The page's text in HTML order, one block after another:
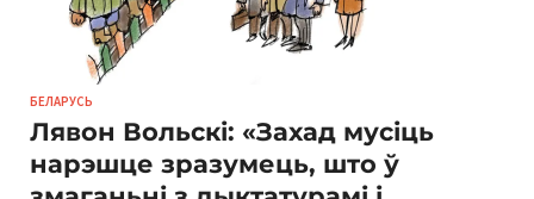
БЕЛАРУСЬ
Лявон Вольскі: «Захад мусіць
нарэшце зразумець, што ў